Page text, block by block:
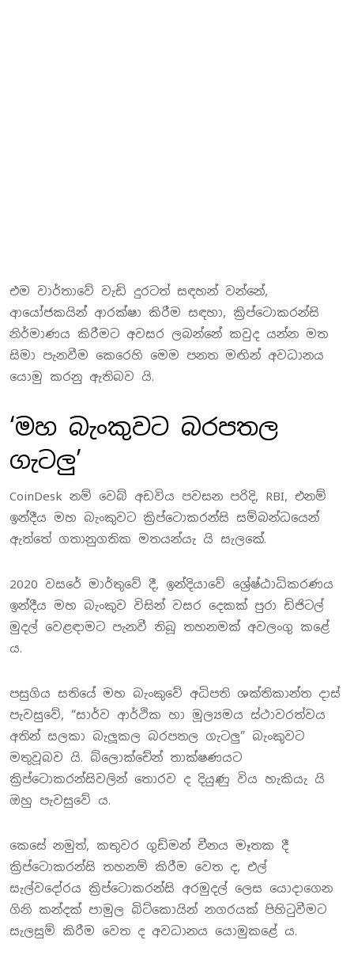
එම වාර්තාවේ වැඩි දුරටත් සඳහන් වන්නේ,
ආයෝජකයින් ආරක්ෂා කිරීම සඳහා, ක්‍රිප්ටොකරන්සි
නිර්මාණය කිරීමට අවසර ලබන්නේ කවුද යන්න මත
සිමා පැනවීම කෙරෙහි මෙම පනත මඟින් අවධානය
යොමු කරනු ඇතිබව යි.
‘මහ බැංකුවට බරපතල
ගැටලු’
CoinDesk නම් වෙබ් අඩවිය පවසන පරිදි, RBI, එනම්
ඉන්දීය මහ බැංකුවට ක්‍රිප්ටොකරන්සි සම්බන්ධයෙන්
ඇත්තේ ගතානුගතික මතයන්යැ යි සැලකේ.
2020 වසරේ මාර්තුවේ දී, ඉන්දියාවේ ශ්‍රේෂ්ඨාධිකරණය
ඉන්දීය මහ බැංකුව විසින් වසර දෙකක් පුරා ඩිජිටල්
මුදල් වෙළඳාමට පැනවී තිබූ තහනමක් අවලංගු කළේ
ය.
පසුගිය සතියේ මහ බැංකුවේ අධිපති ශක්තිකාන්ත දාස්
පැවසුවේ, “සාර්ව ආර්ථික හා මූල්‍යමය ස්ථාවරත්වය
අතින් සලකා බැලූකල බරපතල ගැටලු” බැංකුවට
මතුවූබව යි. බ්ලොක්චේන් තාක්ෂණයට
ක්‍රිප්ටොකරන්සිවලින් තොරව ද දියුණු විය හැකියැ යි
ඔහු පැවසුවේ ය.
කෙසේ නමුත්, කතුවර ගුඩ්මන් චීනය මෑතක දී
ක්‍රිප්ටොකරන්සි තහනම් කිරීම වෙත ද, එල්
සැල්වදෝරය ක්‍රිප්ටොකරන්සි අරමුදල් ලෙස යොදාගෙන
ගිනි කන්දක් පාමුල බිට්කොයින් නගරයක් පිහිටුවීමට
සැලසුම් කිරීම වෙත ද අවධානය යොමුකළේ ය.